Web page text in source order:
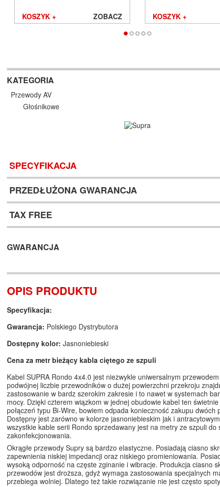
KOSZYK + ZOBACZ KOSZYK +
KATEGORIA
Przewody AV
Głośnikowe
SPECYFIKACJA
PRZEDŁUŻONA GWARANCJA
TAX FREE
GWARANCJA
OPIS PRODUKTU
Specyfikacja:
Gwarancja: Polskiego Dystrybutora
Dostępny kolor: Jasnoniebieski
Cena za metr bieżący kabla ciętego ze szpuli
Kabel SUPRA Rondo 4x4.0 jest niezwykle uniwersalnym
podwójnej liczbie przewodników o dużej powierzchni przekroju
zastosowanie w bardz szerokim zakresie i to nawet w systemach
mocy. Dzięki czterem wiązkom w jednej obudowie kabel ten
połączeń typu Bi-Wire, bowiem odpada konieczność zakupu dwóch
Dostępny jest zarówno w kolorze jasnoniebieskim jak i
wszystkie kable serii Rondo sprzedawany jest na metry ze szpuli do
zakonfekcjonowania.
Okrągłe przewody Supry są bardzo elastyczne. Posiadają ciasno
zapewnienia niskiej impedancji oraz niskiego promieniowania.
wysoką odporność na częste zginanie i wibracje. Produkcja ciasno
przewodów jest droższa, gdyż wymaga zastosowania specjalnych
przebiega wolniej. Dlatego też takie rozwiązanie nie jest często